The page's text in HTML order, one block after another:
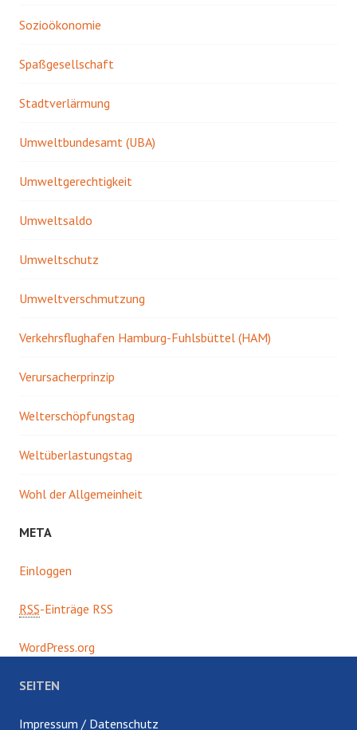
Sozioökonomie
Spaßgesellschaft
Stadtverlärmung
Umweltbundesamt (UBA)
Umweltgerechtigkeit
Umweltsaldo
Umweltschutz
Umweltverschmutzung
Verkehrsflughafen Hamburg-Fuhlsbüttel (HAM)
Verursacherprinzip
Welterschöpfungstag
Weltüberlastungstag
Wohl der Allgemeinheit
META
Einloggen
RSS-Einträge RSS
WordPress.org
SEITEN
Impressum / Datenschutz